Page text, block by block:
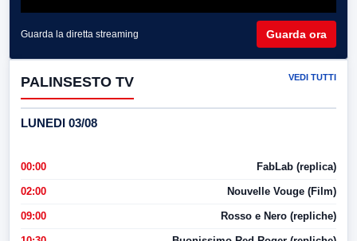
Guarda la diretta streaming Guarda ora
PALINSESTO TV VEDI TUTTI
LUNEDI 03/08
00:00 FabLab (replica)
02:00 Nouvelle Vouge (Film)
09:00 Rosso e Nero (repliche)